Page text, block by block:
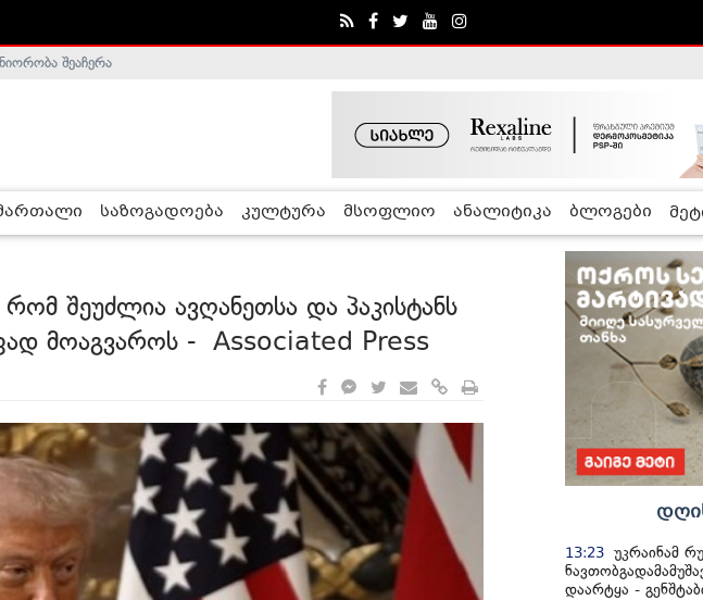
- ჰელსინკის კომისია
შეაჩერა
საზოგადოება კულტურა მსოფლიო ანალიტიკა ბლოგები
შეუძლია ავღანეთსა და პაკისტანს
მოაგვაროს - Associated Press
13:23 უკრაინამ
დაარტყა -